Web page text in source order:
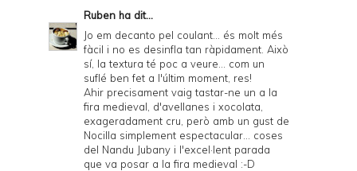
Ruben ha dit...
Jo em decanto pel coulant... és molt més
fàcil i no es desinfla tan ràpidament. Això
sí, la textura té poc a veure... com un
suflé ben fet a l'últim moment, res!
Ahir precisament vaig tastar-ne un a la
fira medieval, d'avellanes i xocolata,
exageradament cru, però amb un gust de
Nocilla simplement espectacular... coses
del Nandu Jubany i l'excel·lent parada
que va posar a la fira medieval :-D